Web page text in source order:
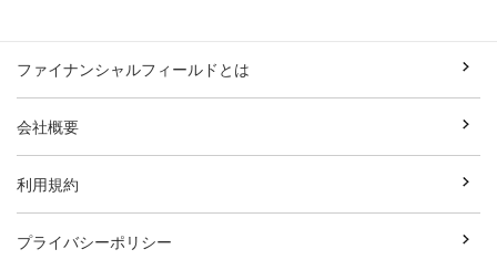
ファイナンシャルフィールドとは
会社概要
利用規約
プライバシーポリシー